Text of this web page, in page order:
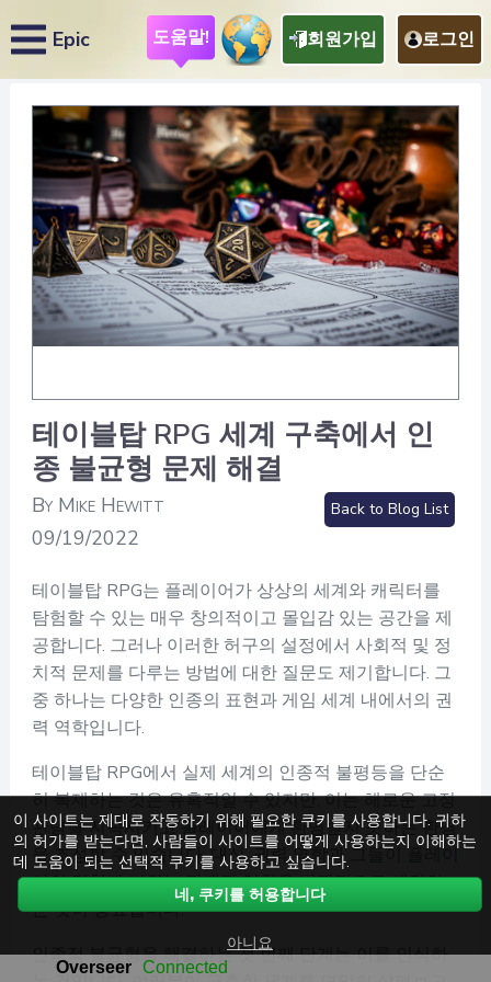
Epic 도움말! 회원가입 로그인
테이블탑 RPG 세계 구축에서 인
종 불균형 문제 해결
By Mike Hewitt
09/19/2022
Back to Blog List
테이블탑 RPG는 플레이어가 상상의 세계와 캐릭터를
탐험할 수 있는 매우 창의적이고 몰입감 있는 공간을 제
공합니다. 그러나 이러한 허구의 설정에서 사회적 및 정
치적 문제를 다루는 방법에 대한 질문도 제기합니다. 그
중 하나는 다양한 인종의 표현과 게임 세계 내에서의 권
력 역학입니다.
테이블탑 RPG에서 실제 세계의 인종적 불평등을 단순
히 복제하는 것은 유혹적일 수 있지만, 이는 해로운 고정
관념을 지속시키고 플레이어에게 환영받지 못하는 환경
을 조성할 수 있습니다. 대신, 권력 역학과 그들이 플레이
어의 경험에 미치는 잠재적 영향을 비판적으로 생각하
는 것이 중요합니다.
인종적 불균형을 해결하는 첫 번째 단계는 이를 인식하
이 사이트는 제대로 작동하기 위해 필요한 쿠키를 사용합니다. 귀하
의 허가를 받는다면, 사람들이 사이트를 어떻게 사용하는지 이해하는
데 도움이 되는 선택적 쿠키를 사용하고 싶습니다.
네, 쿠키를 허용합니다
아니요